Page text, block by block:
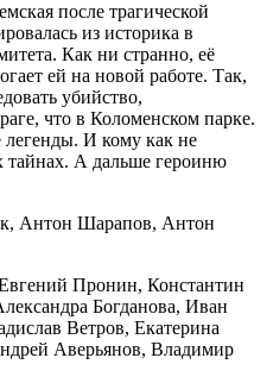
после трагической
из историка в
Как ни странно, её
ей на новой работе. Так,
убийство,
что в Коломенском парке.
легенды. И кому как не
тайнах. А дальше героиню
Антон Шарапов, Антон
Пронин, Константин
Богданова, Иван
Ветров, Екатерина
Аверьянов, Владимир